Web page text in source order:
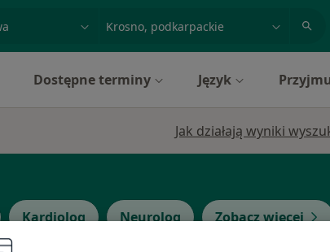
Dostępne terminy Język
Jak działają wyniki
Kardiolog Neurolog Zobacz więcej